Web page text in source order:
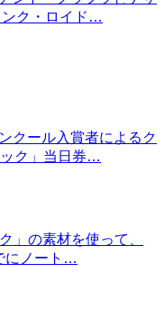
ンク・ロイド…
クール入賞者によるク
ク」当日券…
」の素材を使って、
にノート…